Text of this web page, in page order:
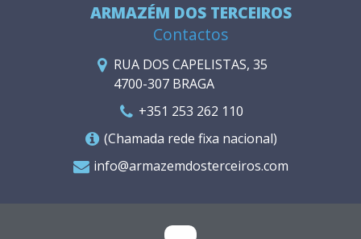
ARMAZÉM DOS TERCEIROS
Contactos
RUA DOS CAPELISTAS, 35
4700-307 BRAGA
+351 253 262 110
(Chamada rede fixa nacional)
info@armazemdosterceiros.com